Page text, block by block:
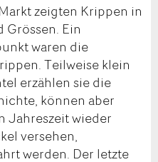
zeigten Krippen in
Grössen. Ein
waren die
Teilweise klein
erzählen sie die
können aber
Jahreszeit wieder
versehen,
werden. Der letzte